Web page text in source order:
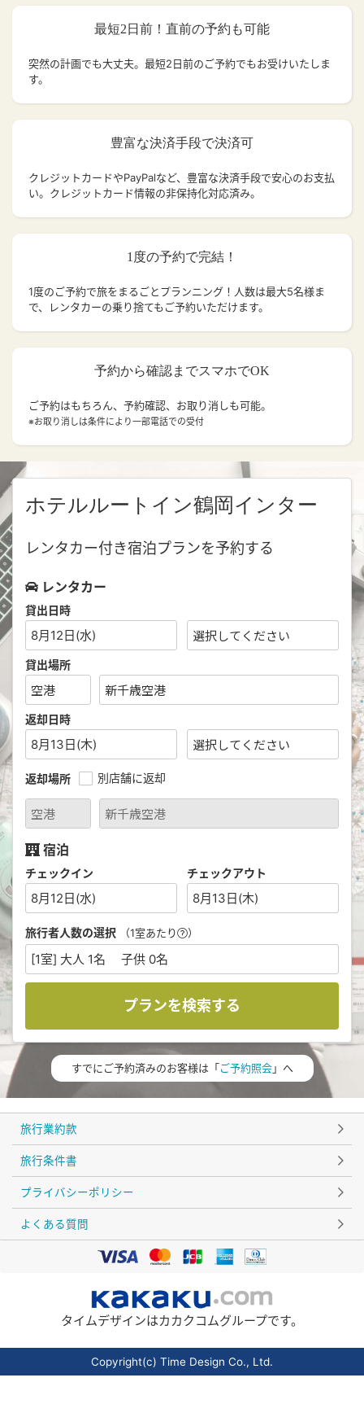
最短2日前！直前の予約も可能
突然の計画でも大丈夫。 最短2日前のご予約でもお受けいたしま
す。
豊富な決済手段で決済可
クレジットカードやPayPalなど、豊富な決済手段で安心のお支払
い。クレジットカード情報の非保持化対応済み。
1度の予約で完結！
1度のご予約で旅をまるごとプランニング！人数は最大5名様ま
で、レンタカーの乗り捨てもご予約いただけます。
予約から確認までスマホでOK
ご予約はもちろん、予約確認、お取り消しも可能。
※お取り消しは条件により一部電話での受付
ホテルルートイン鶴岡インター
レンタカー付き宿泊プランを予約する
レンタカー
貸出日時
8月12日(水)
貸出場所
返却日時
8月13日(木)
返却場所 別店舗に返却
宿泊
チェックイン
8月12日(水)
チェックアウト
8月13日(木)
旅行者人数の選択 （1室あたり ）
[1室] 大人 1名 子供 0名
プランを検索する
すでにご予約済みのお客様は「ご予約照会」へ
旅行業約款
旅行条件書
プライバシーポリシー
よくある質問
タイムデザインはカカクコムグループです。
Copyright(c) Time Design Co., Ltd.